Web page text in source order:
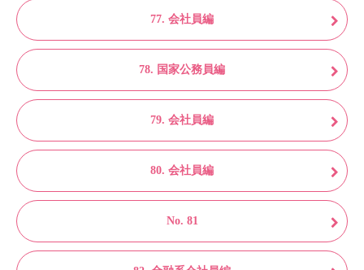
77. 会社員編
78. 国家公務員編
79. 会社員編
80. 会社員編
No. 81